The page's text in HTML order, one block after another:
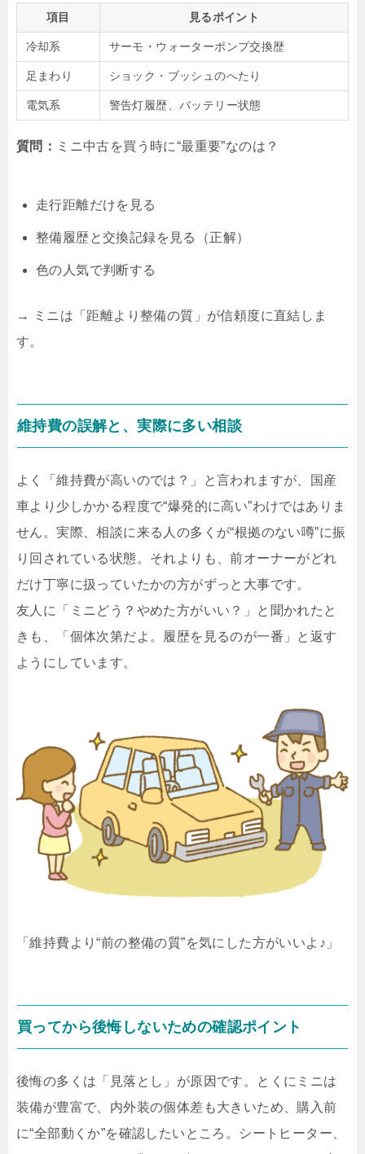
項目 見るポイント
冷却系 サーモ・ウォーターポンプ交換歴
足まわり ショック・ブッシュのへたり
電気系 警告灯履歴、バッテリー状態
質問： ミニ中古を買う時に“最重要”なのは？
走行距離だけを見る
整備履歴と交換記録を見る（正解）
色の人気で判断する
→ ミニは「距離より整備の質」が信頼度に直結しま
す。
維持費の誤解と、実際に多い相談
よく「維持費が高いのでは？」と言われますが、国産
車より少しかかる程度で“爆発的に高い”わけではありま
せん。実際、相談に来る人の多くが“根拠のない噂”に振
り回されている状態。それよりも、前オーナーがどれ
だけ丁寧に扱っていたかの方がずっと大事です。
友人に「ミニどう？やめた方がいい？」と聞かれたと
きも、「個体次第だよ。履歴を見るのが一番」と返す
ようにしています。
「維持費より“前の整備の質”を気にした方がいいよ♪」
買ってから後悔しないための確認ポイント
後悔の多くは「見落とし」が原因です。とくにミニは
装備が豊富で、内外装の個体差も大きいため、購入前
に“全部動くか”を確認したいところ。シートヒーター、